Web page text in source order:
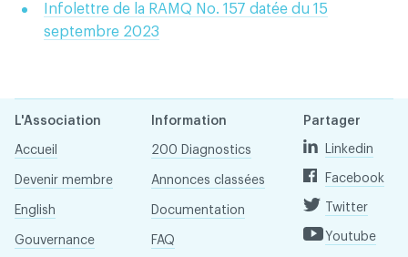
Infolettre de la RAMQ No. 157 datée du 15
septembre 2023
L'Association
Accueil
Devenir membre
English
Gouvernance
Information
200 Diagnostics
Annonces classées
Documentation
FAQ
Partager
Linkedin
Facebook
Twitter
Youtube